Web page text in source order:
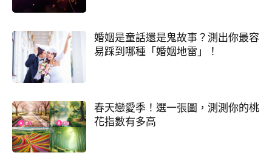
婚姻是童話還是鬼故事？測出你最容
易踩到哪種「婚姻地雷」！
春天戀愛季！選一張圖，測測你的桃
花指數有多高